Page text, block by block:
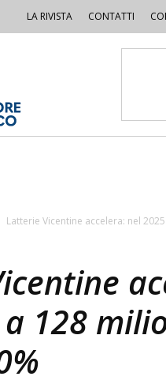
LA RIVISTA CONTATTI
Latterie Vicentine accelera: nel
128